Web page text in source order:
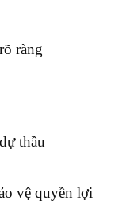
ràng
thầu
vệ quyền lợi